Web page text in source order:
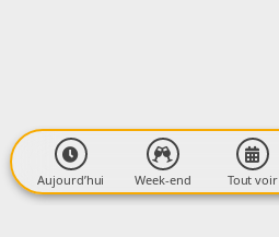
Aujourd’hui Week-end Tout voir